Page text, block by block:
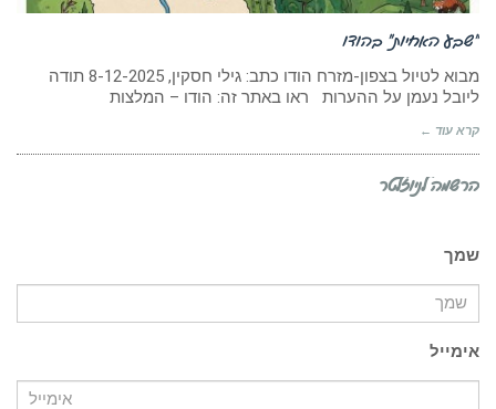
“שבע האחיות” בהודו
מבוא לטיול בצפון-מזרח הודו כתב: גילי חסקין, 8-12-2025 תודה
ליובל נעמן על ההערות ראו באתר זה: הודו – המלצות
קרא עוד ←
הרשמה לניוזלטר
שמך
אימייל